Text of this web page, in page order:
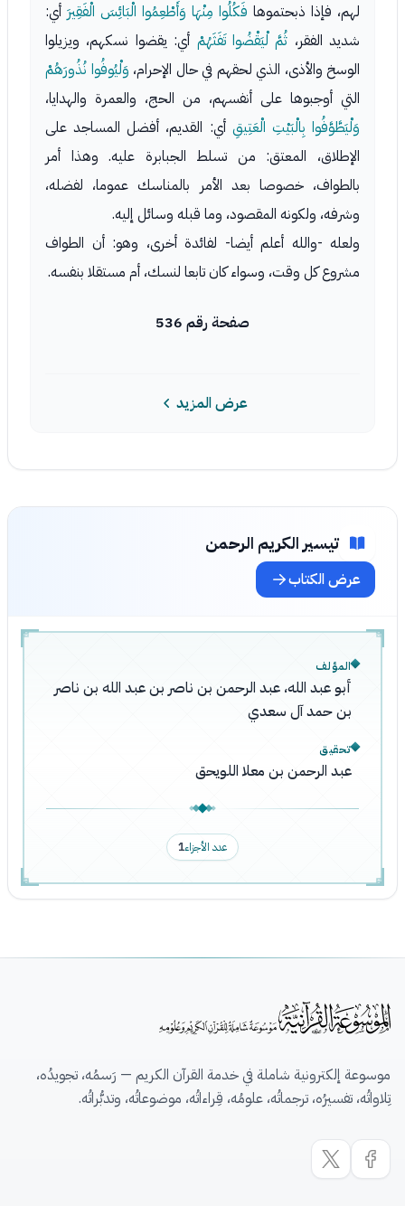
لهم، فإذا ذبحتموها فَكُلُوا مِنْهَا وَأَطْعِمُوا الْبَائِسَ الْفَقِيرَ أي:
شديد الفقر، ثُمَّ لْيَقْضُوا تَفَثَهُمْ أي: يقضوا نسكهم، ويزيلوا
الوسخ والأذى، الذي لحقهم في حال الإحرام، وَلْيُوفُوا نُذُورَهُمْ
التي أوجبوها على أنفسهم، من الحج، والعمرة والهدايا،
وَلْيَطَّوَّفُوا بِالْبَيْتِ الْعَتِيقِ أي: القديم، أفضل المساجد على
الإطلاق، المعتق: من تسلط الجبابرة عليه. وهذا أمر
بالطواف، خصوصا بعد الأمر بالمناسك عموما، لفضله،
وشرفه، ولكونه المقصود، وما قبله وسائل إليه.
ولعله -والله أعلم أيضا- لفائدة أخرى، وهو: أن الطواف
مشروع كل وقت، وسواء كان تابعا لنسك، أم مستقلا بنفسه.
صفحة رقم 536
عرض المزيد
تيسير الكريم الرحمن
عرض الكتاب
المؤلف
أبو عبد الله، عبد الرحمن بن ناصر بن عبد الله بن ناصر
بن حمد آل سعدي
تحقيق
عبد الرحمن بن معلا اللويحق
عدد الأجزاء1
موسوعة إلكترونية شاملة في خدمة القرآن الكريم — رَسمُه، تجويدُه،
تِلاواتُه، تفسيرُه، ترجماتُه، علومُه، قِراءاتُه، موضوعاتُه، وتدبُّراتُه.